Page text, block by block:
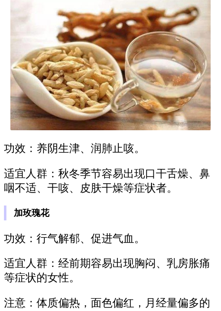
功效：养阴生津、润肺止咳。
适宜人群：秋冬季节容易出现口干舌燥、鼻
咽不适、干咳、皮肤干燥等症状者。
加玫瑰花
功效：行气解郁、促进气血。
适宜人群：经前期容易出现胸闷、乳房胀痛
等症状的女性。
注意：体质偏热，面色偏红，月经量偏多的